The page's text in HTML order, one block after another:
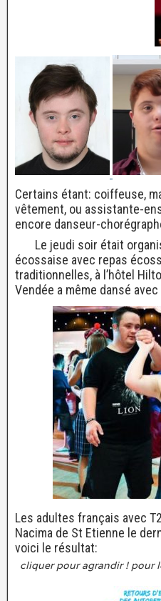
Certains étant: coiffeuse,
vêtement, ou assistante-
encore danseur-
Le jeudi soir était
écossaise avec repas
traditionnelles, à l’hôtel
Vendée a même dansé
Les adultes français avec
Nacima de St Etienne le
voici le résultat:
cliquer pour agrandir ! pour